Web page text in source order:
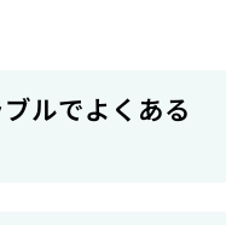
ルでよくある